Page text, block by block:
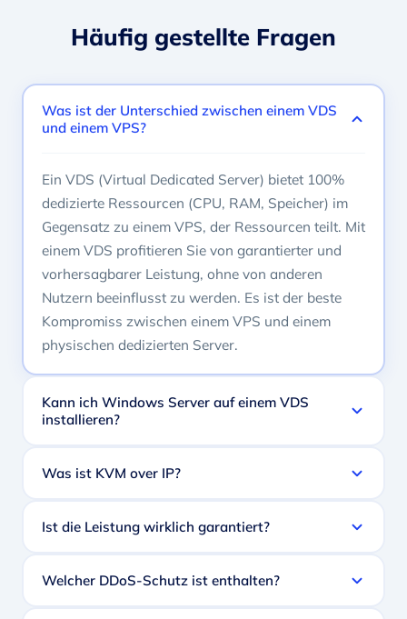
Häufig gestellte Fragen
Was ist der Unterschied zwischen einem VDS
und einem VPS?
Ein VDS (Virtual Dedicated Server) bietet 100%
dedizierte Ressourcen (CPU, RAM, Speicher) im
Gegensatz zu einem VPS, der Ressourcen teilt. Mit
einem VDS profitieren Sie von garantierter und
vorhersagbarer Leistung, ohne von anderen
Nutzern beeinflusst zu werden. Es ist der beste
Kompromiss zwischen einem VPS und einem
physischen dedizierten Server.
Kann ich Windows Server auf einem VDS
installieren?
Was ist KVM over IP?
Ist die Leistung wirklich garantiert?
Welcher DDoS-Schutz ist enthalten?